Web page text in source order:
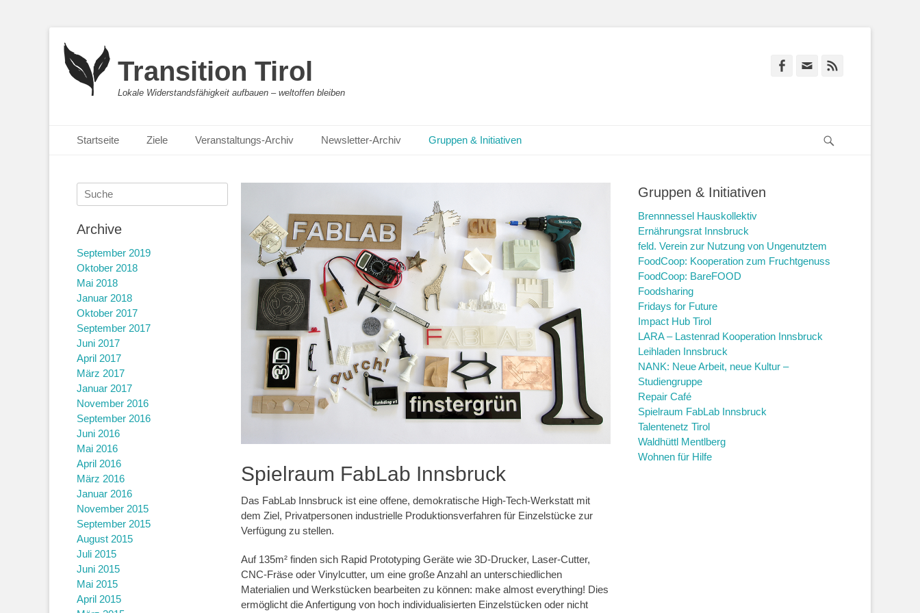
Transition Tirol
Lokale Widerstandsfähigkeit aufbauen – weltoffen bleiben
Facebook
Primäres Menü
zum
Startseite Ziele Veranstaltungs-Archiv Newsletter-Archiv Gruppen & Initiativen
Spielraum FabLab Innsbruck
Das FabLab Innsbruck ist eine offene, demokratische High-Tech-Werkstatt mit
dem Ziel, Privatpersonen industrielle Produktionsverfahren für Einzelstücke zur
Verfügung zu stellen.
Auf 135m² finden sich Rapid Prototyping Geräte wie 3D-Drucker, Laser-Cutter,
CNC-Fräse oder Vinylcutter, um eine große Anzahl an unterschiedlichen
Materialien und Werkstücken bearbeiten zu können: make almost everything! Dies
ermöglicht die Anfertigung von hoch individualisierten Einzelstücken oder nicht
Gruppen & Initiativen
Brennnessel Hauskollektiv
Ernährungsrat Innsbruck
feld. Verein zur Nutzung von Ungenutztem
FoodCoop: Kooperation zum Fruchtgenuss
FoodCoop: BareFOOD
Foodsharing
Fridays for Future
Impact Hub Tirol
LARA – Lastenrad Kooperation Innsbruck
Leihladen Innsbruck
NANK: Neue Arbeit, neue Kultur –
Studiengruppe
Repair Café
Spielraum FabLab Innsbruck
Talentenetz Tirol
Waldhüttl Mentlberg
Wohnen für Hilfe
Suche
nach:
Archive
September 2019
Oktober 2018
Mai 2018
Januar 2018
Oktober 2017
September 2017
Juni 2017
April 2017
März 2017
Januar 2017
November 2016
September 2016
Juni 2016
Mai 2016
April 2016
März 2016
Januar 2016
November 2015
September 2015
August 2015
Juli 2015
Juni 2015
Mai 2015
April 2015